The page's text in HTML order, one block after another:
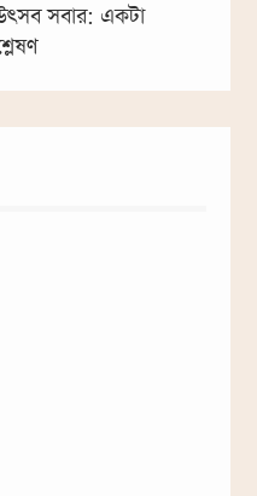
সবার: একটা